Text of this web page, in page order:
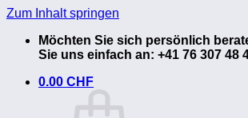
Zum Inhalt springen
Möchten Sie sich persönlich
Sie uns einfach an: +41 76 307 48
0.00 CHF